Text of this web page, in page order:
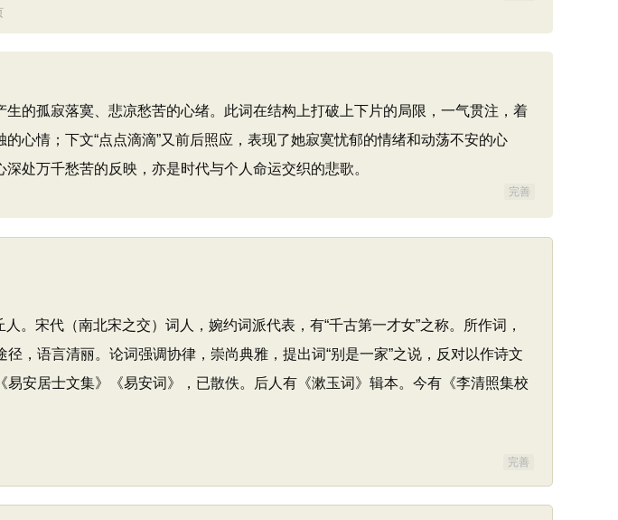
孤寂落寞、悲凉愁苦的心绪。此词在结构上打破上下片的局限，一气贯注，着
心情；下文“点点滴滴”又前后照应，表现了她寂寞忧郁的情绪和动荡不安的心
处万千愁苦的反映，亦是时代与个人命运交织的悲歌。
完善
宋代（南北宋之交）词人，婉约词派代表，有“千古第一才女”之称。所作词，
，语言清丽。论词强调协律，崇尚典雅，提出词“别是一家”之说，反对以作诗文
安居士文集》《易安词》，已散佚。后人有《漱玉词》辑本。今有《李清照集校
完善